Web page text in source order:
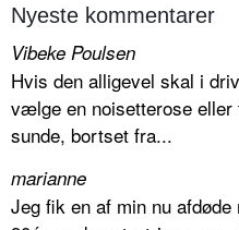
Nyeste kommentarer
Vibeke Poulsen
Hvis den alligevel skal i
vælge en noisetterose
sunde, bortset fra...
marianne
Jeg fik en af min nu